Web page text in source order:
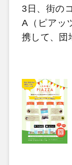
3日、街の
A（ピアッ
携して、団